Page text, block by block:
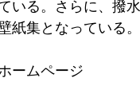
いる。さらに、撥
紙集となっている。
ームページ